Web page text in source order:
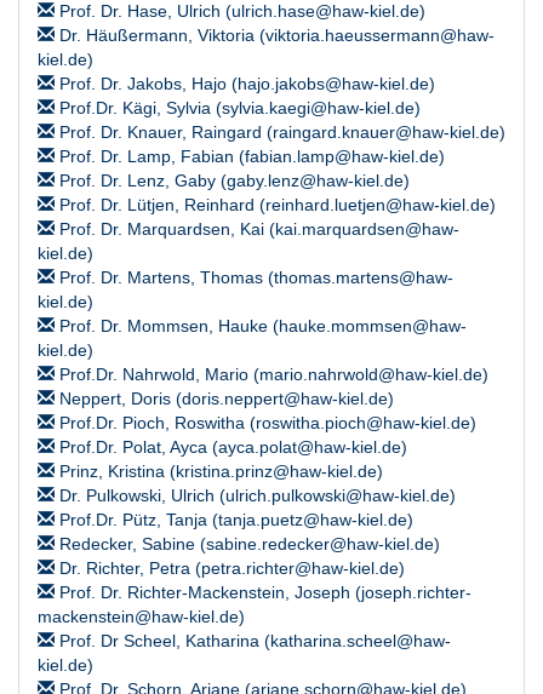
Prof. Dr. Hase, Ulrich (ulrich.hase@haw-kiel.de)
Dr. Häußermann, Viktoria (viktoria.haeussermann@haw-
kiel.de)
Prof. Dr. Jakobs, Hajo (hajo.jakobs@haw-kiel.de)
Prof.Dr. Kägi, Sylvia (sylvia.kaegi@haw-kiel.de)
Prof. Dr. Knauer, Raingard (raingard.knauer@haw-kiel.de)
Prof. Dr. Lamp, Fabian (fabian.lamp@haw-kiel.de)
Prof. Dr. Lenz, Gaby (gaby.lenz@haw-kiel.de)
Prof. Dr. Lütjen, Reinhard (reinhard.luetjen@haw-kiel.de)
Prof. Dr. Marquardsen, Kai (kai.marquardsen@haw-
kiel.de)
Prof. Dr. Martens, Thomas (thomas.martens@haw-
kiel.de)
Prof. Dr. Mommsen, Hauke (hauke.mommsen@haw-
kiel.de)
Prof.Dr. Nahrwold, Mario (mario.nahrwold@haw-kiel.de)
Neppert, Doris (doris.neppert@haw-kiel.de)
Prof.Dr. Pioch, Roswitha (roswitha.pioch@haw-kiel.de)
Prof.Dr. Polat, Ayca (ayca.polat@haw-kiel.de)
Prinz, Kristina (kristina.prinz@haw-kiel.de)
Dr. Pulkowski, Ulrich (ulrich.pulkowski@haw-kiel.de)
Prof.Dr. Pütz, Tanja (tanja.puetz@haw-kiel.de)
Redecker, Sabine (sabine.redecker@haw-kiel.de)
Dr. Richter, Petra (petra.richter@haw-kiel.de)
Prof. Dr. Richter-Mackenstein, Joseph (joseph.richter-
mackenstein@haw-kiel.de)
Prof. Dr Scheel, Katharina (katharina.scheel@haw-
kiel.de)
Prof. Dr. Schorn, Ariane (ariane.schorn@haw-kiel.de)